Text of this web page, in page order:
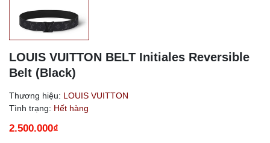
LOUIS VUITTON BELT Initiales Reversible
Belt (Black)
Thương hiệu: LOUIS VUITTON
Tình trạng: Hết hàng
2.500.000₫